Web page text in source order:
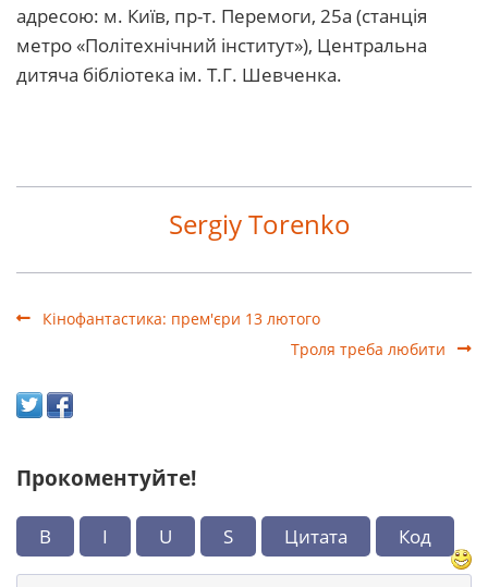
адресою: м. Київ, пр-т. Перемоги, 25а (станція
метро «Політехнічний інститут»), Центральна
дитяча бібліотека ім. Т.Г. Шевченка.
Sergiy Torenko
Кінофантастика: прем'єри 13 лютого
Троля треба любити
Прокоментуйте!
B I U S Цитата Код